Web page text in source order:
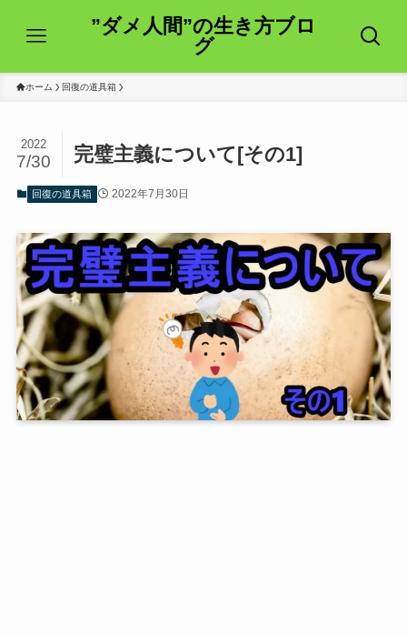
”ダメ人間”の生き方ブロ
グ
ホーム 回復の道具箱
完璧主義について[その1]
2022
7/30
回復の道具箱 2022年7月30日